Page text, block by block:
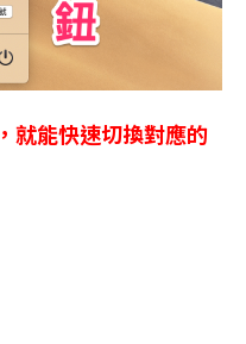
就能快速切換對應的